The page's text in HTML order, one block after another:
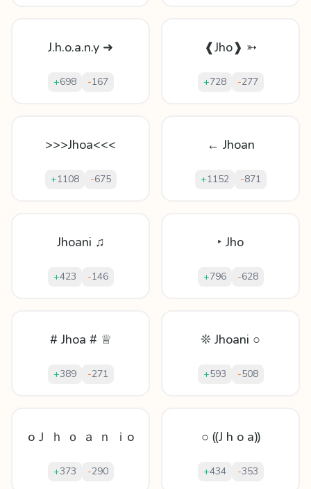
J.h.o.a.n.y ➜
+698 -167
❰Jho❱ ➳
+728 -277
>>>Jhoa<<<
+1108 -675
← Jhoan
+1152 -871
Jhoani ♫
+423 -146
‣ Jho
+796 -628
# Jhoa # ♕
+389 -271
❊ Jhoani ○
+593 -508
oＪ ｈ ｏ ａ ｎ ｉo
+373 -290
○ ⸨J h o a⸩
+434 -353